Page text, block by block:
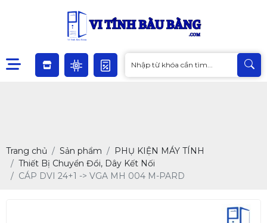
Trang chủ Sản phẩm
PHỤ KIỆN MÁY TÍNH
Thiết Bị Chuyển Đổi, Dây Kết Nối
CÁP DVI 24+1 -> VGA MH 004 M-PARD